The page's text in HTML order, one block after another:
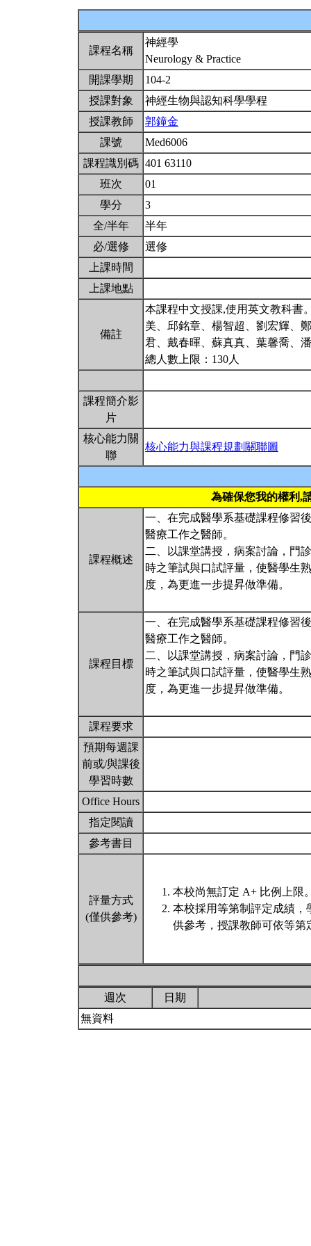
課程名稱
神經學
Neurology & Practice
開課學期
104-2
授課對象
神經生物與認知科學學程
授課教師
郭鐘金
課號
Med6006
課程識別碼 401 63110
班次
01
學分
3
全/半年
半年
必/選修
選修
上課時間
上課地點
備註
本課程中文授課,使用英文教科書
美、邱銘章、楊智超、劉宏輝、
君、戴春暉、蘇真真、葉馨喬、
總人數上限：130人
課程簡介影
片
核心能力關
聯
核心能力與課程規劃關聯圖
為確保您我的權利,
課程概述
一、在完成醫學系基礎課程修習
醫療工作之醫師。
二、以課堂講授，病案討論，門
時之筆試與口試評量，使醫學生
度，為更進一步提昇做準備。
課程目標
一、在完成醫學系基礎課程修習
醫療工作之醫師。
二、以課堂講授，病案討論，門
時之筆試與口試評量，使醫學生
度，為更進一步提昇做準備。
課程要求
預期每週課
前或/與課後
學習時數
Office Hours
指定閱讀
參考書目
評量方式
(僅供參考)
本校尚無訂定 A+ 比例上限
本校採用等第制評定成績
供參考，授課教師可依等第
週次
日期
無資料